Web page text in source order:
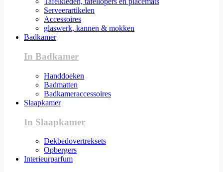
Serveerartikelen
Accessoires
glaswerk, kannen & mokken
Badkamer
In Badkamer
Handdoeken
Badmatten
Badkameraccessoires
Slaapkamer
In Slaapkamer
Dekbedovertreksets
Opbergers
Interieurparfum